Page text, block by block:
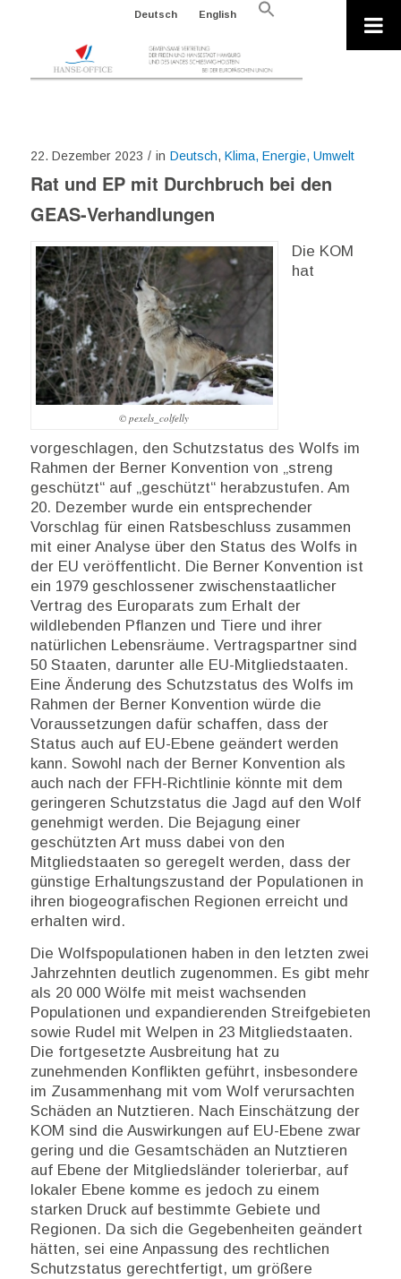
Deutsch English
Search
22. Dezember 2023 / in Deutsch, Klima, Energie, Umwelt
Rat und EP mit Durchbruch bei den
GEAS-Verhandlungen
© pexels_colfelly
Die KOM
hat
vorgeschlagen, den Schutzstatus des Wolfs im
Rahmen der Berner Konvention von „streng
geschützt“ auf „geschützt“ herabzustufen. Am
20. Dezember wurde ein entsprechender
Vorschlag für einen Ratsbeschluss zusammen
mit einer Analyse über den Status des Wolfs in
der EU veröffentlicht. Die Berner Konvention ist
ein 1979 geschlossener zwischenstaatlicher
Vertrag des Europarats zum Erhalt der
wildlebenden Pflanzen und Tiere und ihrer
natürlichen Lebensräume. Vertragspartner sind
50 Staaten, darunter alle EU-Mitgliedstaaten.
Eine Änderung des Schutzstatus des Wolfs im
Rahmen der Berner Konvention würde die
Voraussetzungen dafür schaffen, dass der
Status auch auf EU-Ebene geändert werden
kann. Sowohl nach der Berner Konvention als
auch nach der FFH-Richtlinie könnte mit dem
geringeren Schutzstatus die Jagd auf den Wolf
genehmigt werden. Die Bejagung einer
geschützten Art muss dabei von den
Mitgliedstaaten so geregelt werden, dass der
günstige Erhaltungszustand der Populationen in
ihren biogeografischen Regionen erreicht und
erhalten wird.
Die Wolfspopulationen haben in den letzten zwei
Jahrzehnten deutlich zugenommen. Es gibt mehr
als 20 000 Wölfe mit meist wachsenden
Populationen und expandierenden Streifgebieten
sowie Rudel mit Welpen in 23 Mitgliedstaaten.
Die fortgesetzte Ausbreitung hat zu
zunehmenden Konflikten geführt, insbesondere
im Zusammenhang mit vom Wolf verursachten
Schäden an Nutztieren. Nach Einschätzung der
KOM sind die Auswirkungen auf EU-Ebene zwar
gering und die Gesamtschäden an Nutztieren
auf Ebene der Mitgliedsländer tolerierbar, auf
lokaler Ebene komme es jedoch zu einem
starken Druck auf bestimmte Gebiete und
Regionen. Da sich die Gegebenheiten geändert
hätten, sei eine Anpassung des rechtlichen
Schutzstatus gerechtfertigt, um größere